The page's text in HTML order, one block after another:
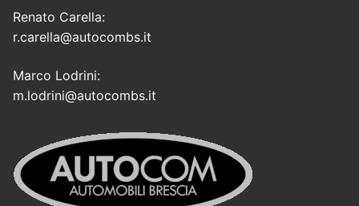
Renato Carella:
r.carella@autocombs.it
Marco Lodrini:
m.lodrini@autocombs.it